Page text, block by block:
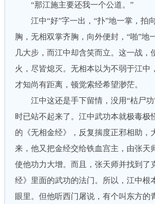
“那江施主要还我一个公道。”
江中“好”字一出，“扑”地一掌，拍
胸，无相双掌齐胸，向外便封，“啪”地
几大步，而江中却含笑而立。这一战，
火，尽皆熄灭。无相本以为不弱于江中
才知尚有距离，顿觉索经希望渺茫。
江中这还是手下留情，没用“枯尸功
时已站不起来了。江中武功本就极毒极
的《无相金经》，反复揣度正邪相助，
来，他又把金经交给铁血宫主，由张天
使他功力大增。而且，张天师并找到了
经》里面的武功的法门。所以，江中根
眼里。但他听西门屠说，有个叫东方的